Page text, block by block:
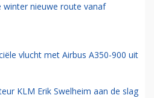
winter nieuwe route vanaf
vlucht met Airbus A350-900 uit
KLM Erik Swelheim aan de slag